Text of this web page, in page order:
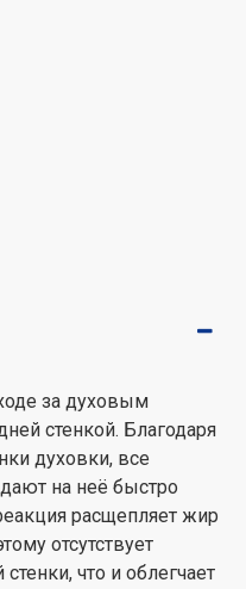
за духовым
стенкой. Благодаря
духовки, все
на неё быстро
расщепляет жир
отсутствует
что и облегчает